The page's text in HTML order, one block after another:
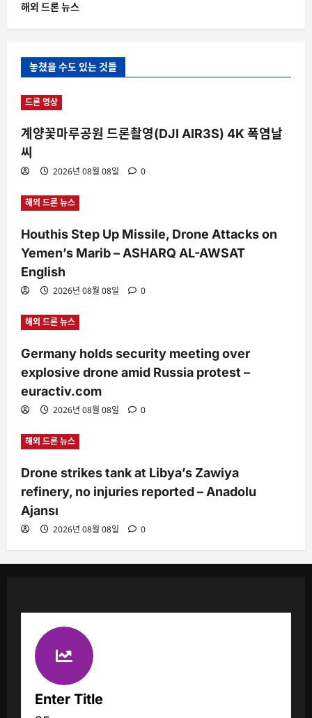
해외 드론 뉴스
놓쳤을 수도 있는 것들
드론 영상
계양꽃마루공원 드론촬영(DJI AIR3S) 4K 폭염날
씨
2026년 08월 08일 0
해외 드론 뉴스
Houthis Step Up Missile, Drone Attacks on
Yemen’s Marib – ASHARQ AL-AWSAT
English
2026년 08월 08일 0
해외 드론 뉴스
Germany holds security meeting over
explosive drone amid Russia protest –
euractiv.com
2026년 08월 08일 0
해외 드론 뉴스
Drone strikes tank at Libya’s Zawiya
refinery, no injuries reported – Anadolu
Ajansı
2026년 08월 08일 0
Enter Title